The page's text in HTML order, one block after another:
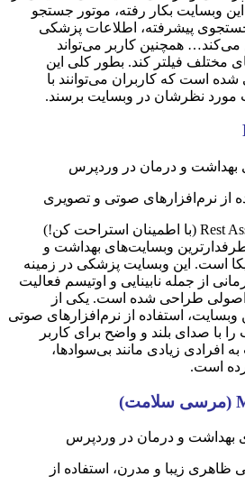
وبسایت بکار رفته، موتور جستجو
پیشرفته، اطلاعات پزشکی
می‌کند… همچنین کاربر می‌تواند
مختلف فیلتر کند. بطور کلی این
است که کاربران می‌توانند با
مورد نظرشان در وبسایت برسند.
از نرم‌افزارهای صوتی و تصویری
این وبسایت با عنوان Rest Assured (با اطمینان استراحت کن!)
وبسایت‌های بهداشت و
است. این وبسایت پزشکی در زمینه
از جمله نابینایی و اوتیسم فعالیت
اصولی طراحی شده است. یکی از
استفاده از نرم‌افزارهای صوتی
با صدای بلند و واضح برای کاربر
افرادی زیادی مانند بی‌سوادها،
است.
ظاهری زیبا و مدرن، استفاده از